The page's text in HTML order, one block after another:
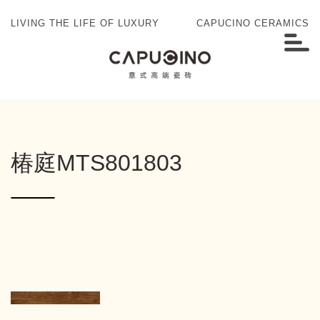
LIVING THE LIFE OF LUXURY CAPUCINO CERAMICS
椿庭MTS801803